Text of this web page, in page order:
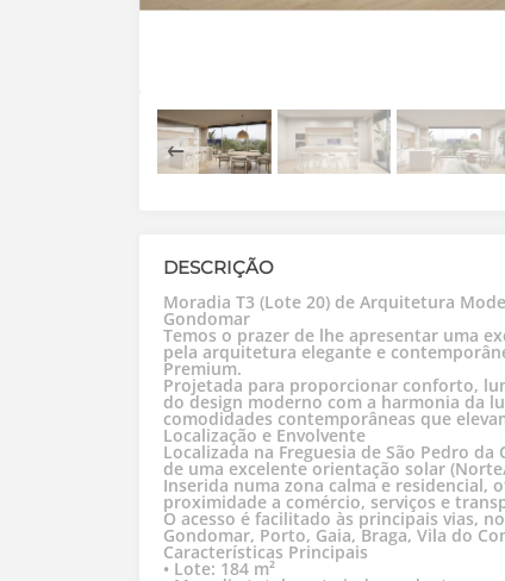
DESCRIÇÃO
Moradia T3 (Lote 20) de Arquitetura
Gondomar
Temos o prazer de lhe apresentar uma
pela arquitetura elegante e
Premium.
Projetada para proporcionar conforto,
do design moderno com a harmonia da
comodidades contemporâneas que
Localização e Envolvente
Localizada na Freguesia de São Pedro
de uma excelente orientação solar
Inserida numa zona calma e residencial,
proximidade a comércio, serviços e
O acesso é facilitado às principais vias,
Gondomar, Porto, Gaia, Braga, Vila do
Características Principais
• Lote: 184 m²